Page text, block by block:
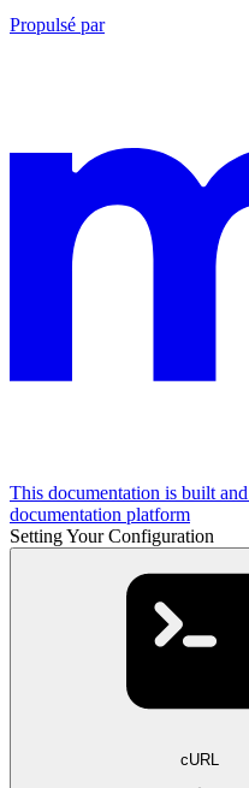
Propulsé par
This documentation is built
documentation platform
Setting Your Configuration
cURL